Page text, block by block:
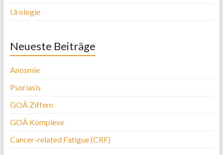
Urologie
Neueste Beiträge
Anosmie
Psoriasis
GOÄ Ziffern
GOÄ Komplexe
Cancer-related Fatigue (CRF)